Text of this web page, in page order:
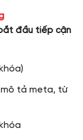
đầu tiếp cận
tả meta, từ